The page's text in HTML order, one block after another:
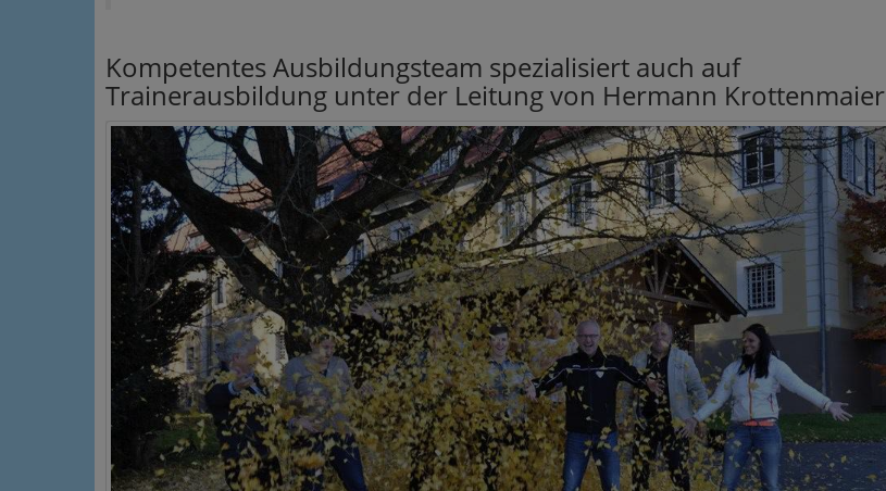
Kompetentes Ausbildungsteam spezialisiert auch auf
Trainerausbildung unter der Leitung von Hermann Krottenmaier